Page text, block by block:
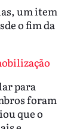
um item
o fim da
para
foram
que o